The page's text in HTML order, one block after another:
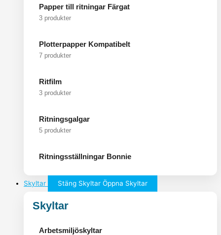
Papper till ritningar Färgat
3 produkter
Plotterpapper Kompatibelt
7 produkter
Ritfilm
3 produkter
Ritningsgalgar
5 produkter
Ritningsställningar Bonnie
Skyltar Stäng Skyltar Öppna Skyltar
Skyltar
Arbetsmiljöskyltar